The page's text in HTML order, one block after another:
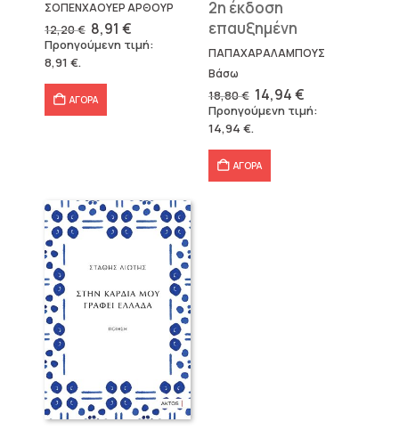
ΣΟΠΕΝΧΑΟΥΕΡ ΑΡΘΟΥΡ
12,20€ Original
price
was:
8,91 €Η
τρέχουσα
τιμή
Προηγούμενη τιμή:
8,91 €.
ΑΓΟΡΑ
2η έκδοση
επαυξημένη
ΠΑΠΑΧΑΡΑΛΑΜΠΟΥΣ
Βάσω
18,80€ Original
price
was:
18,80 €.
14,94€Η
τρέχουσα
τιμή
Προηγούμενη τιμή:
14,94 €.
ΑΓΟΡΑ